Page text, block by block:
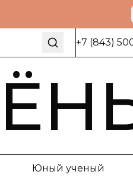
+7 (843)
Юный ученый